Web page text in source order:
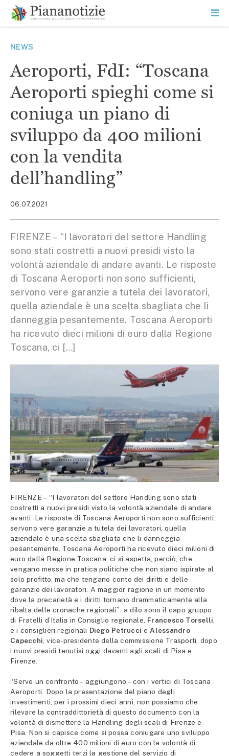
contenuto
SEARCH
NEWS
Aeroporti, FdI: “Toscana
Aeroporti spieghi come si
coniuga un piano di
sviluppo da 400 milioni
con la vendita
dell’handling”
06.07.2021
FIRENZE – “I lavoratori del settore Handling
sono stati costretti a nuovi presidi visto la
volontà aziendale di andare avanti. Le risposte
di Toscana Aeroporti non sono sufficienti,
servono vere garanzie a tutela dei lavoratori,
quella aziendale è una scelta sbagliata che li
danneggia pesantemente. Toscana Aeroporti
ha ricevuto dieci milioni di euro dalla Regione
Toscana, ci […]
FIRENZE – “I lavoratori del settore Handling sono stati
costretti a nuovi presidi visto la volontà aziendale di andare
avanti. Le risposte di Toscana Aeroporti non sono sufficienti,
servono vere garanzie a tutela dei lavoratori, quella
aziendale è una scelta sbagliata che li danneggia
pesantemente. Toscana Aeroporti ha ricevuto dieci milioni di
euro dalla Regione Toscana, ci si aspetta, perciò, che
vengano messe in pratica politiche che non siano ispirate al
solo profitto, ma che tengano conto dei diritti e delle
garanzie dei lavoratori. A maggior ragione in un momento
dove la precarietà e i diritti tornano drammaticamente alla
ribalta delle cronache regionali”: a dilo sono il capo gruppo
di Fratelli d’Italia in Consiglio regionale, Francesco Torselli
e i consiglieri regionali Diego Petrucci e Alessandro
Capecchi , vice-presidente della commissione Trasporti, dopo
i nuovi presidi tenutisi oggi davanti agli scali di Pisa e
Firenze.
“Serve un confronto – aggiungono – con i vertici di Toscana
Aeroporti. Dopo la presentazione del piano degli
investimenti, per i prossimi dieci anni, non possiamo che
rilevare la contraddittorietà di questo documento con la
volontà di dismettere la Handling degli scali di Firenze e
Pisa. Non si capisce come si possa coniugare uno sviluppo
aziendale da oltre 400 milioni di euro con la volontà di
cedere a soggetti terzi la gestione del servizio di